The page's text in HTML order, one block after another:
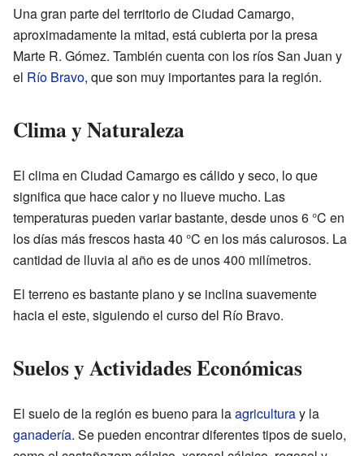
Una gran parte del territorio de Ciudad Camargo,
aproximadamente la mitad, está cubierta por la presa
Marte R. Gómez. También cuenta con los ríos San Juan y
el Río Bravo, que son muy importantes para la región.
Clima y Naturaleza
El clima en Ciudad Camargo es cálido y seco, lo que
significa que hace calor y no llueve mucho. Las
temperaturas pueden variar bastante, desde unos 6 °C en
los días más frescos hasta 40 °C en los más calurosos. La
cantidad de lluvia al año es de unos 400 milímetros.
El terreno es bastante plano y se inclina suavemente
hacia el este, siguiendo el curso del Río Bravo.
Suelos y Actividades Económicas
El suelo de la región es bueno para laagriculturay la
ganadería. Se pueden encontrar diferentes tipos de suelo,